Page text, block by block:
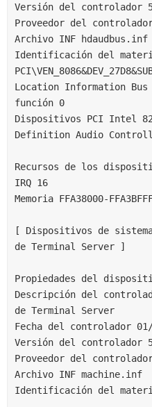
Versión del controlador
Proveedor del
Archivo INF hdaudbus.inf
Identificación del
Location Information
función 0
Dispositivos PCI Intel
Definition Audio
Recursos de los
IRQ 16
Memoria FFA38000-
[ Dispositivos de
de Terminal Server ]
Propiedades del
Descripción del
de Terminal Server
Fecha del controlador 01/
Versión del controlador
Proveedor del
Archivo INF machine.inf
Identificación del material